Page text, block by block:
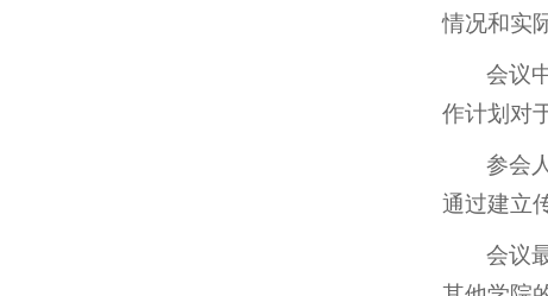
情况和实
会议
作计划对
参会
通过建立
会议